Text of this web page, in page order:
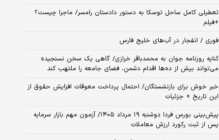
تعطیلی کامل ساحل توسکا به دستور دادستان رامسر/ ماجرا چیست؟
+فیلم
فوری / انفجار در آب‌های خلیج فارس
کنایه روزنامه جوان به محمدباقر خرازی/ گاهی یک سخن نسنجیده
می‌تواند بیش از ده‌ها اقدام دشمن، فضای جامعه را ملتهب کند
خبر خوش برای بازنشستگان/ احتمال پرداخت معوقات افزایش حقوق از
این تاریخ + جزئیات
​پیش‌بینی بورس فردا دوشنبه ۱۹ مرداد ۱۴۰۵/ آزمون مهم بازار سرمایه
پس از ثبت رکورد ارزش معاملات